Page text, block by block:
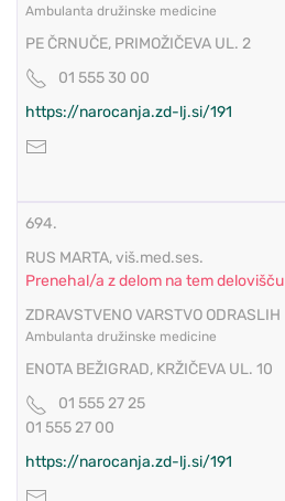
Ambulanta družinske medicine
PE ČRNUČE, PRIMOŽIČEVA UL. 2
01 555 30 00
https://narocanja.zd-lj.si/191
694.
RUS MARTA, viš.med.ses.
Prenehal/a z delom na tem delovišču
ZDRAVSTVENO VARSTVO ODRASLIH
Ambulanta družinske medicine
ENOTA BEŽIGRAD, KRŽIČEVA UL. 10
01 555 27 25
01 555 27 00
https://narocanja.zd-lj.si/191